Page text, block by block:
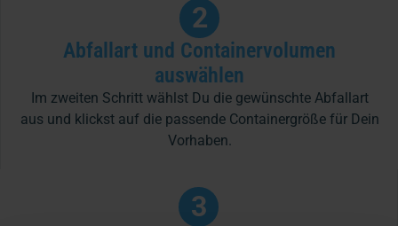
2
Abfallart und Containervolumen
auswählen
Im zweiten Schritt wählst Du die gewünschte Abfallart
aus und klickst auf die passende Containergröße für Dein
Vorhaben.
3